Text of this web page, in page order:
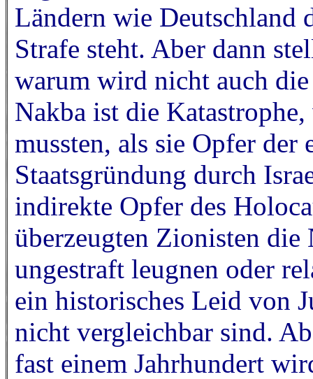
Ländern wie Deutschland
Strafe steht. Aber dann
warum wird nicht auch
Nakba ist die
mussten, als sie Opfer der
Staatsgründung durch
indirekte Opfer des
überzeugten Zionisten die
ungestraft leugnen oder
ein historisches Leid von
nicht vergleichbar sind.
fast einem Jahrhundert